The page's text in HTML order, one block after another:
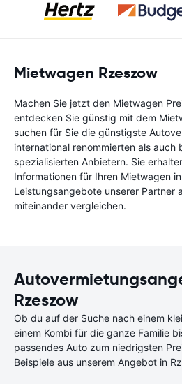
Mietwagen Rzeszow
Machen Sie jetzt den Mietwagen
entdecken Sie günstig mit dem
suchen für Sie die günstigste
international renommierten als auch
spezialisierten Anbietern. Sie
Informationen für Ihren Mietwagen
Leistungsangebote unserer Partner
miteinander vergleichen.
Rzeszow
Ob du auf der Suche nach einem
einem Kombi für die ganze Familie
passendes Auto zum niedrigsten
Beispiele aus unserem Angebot in